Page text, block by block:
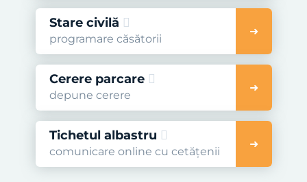
Stare civilă
programare căsătorii
Cerere parcare
depune cerere
Tichetul albastru
comunicare online cu cetățenii